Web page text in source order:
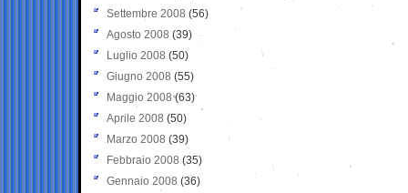
Settembre 2008 (56)
Agosto 2008 (39)
Luglio 2008 (50)
Giugno 2008 (55)
Maggio 2008(63)
Aprile 2008 (50)
Marzo 2008 (39)
Febbraio 2008 (35)
Gennaio 2008 (36)